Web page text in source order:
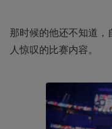
那时候的他还不知道
人惊叹的比赛内容。